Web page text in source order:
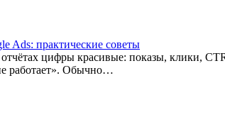
Ads: практические советы
цифры красивые: показы, клики,
работает». Обычно…